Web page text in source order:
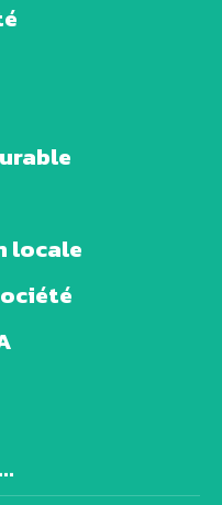
locale